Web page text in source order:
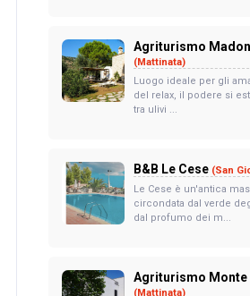
Agriturismo
(Mattinata)
Luogo ideale per gli
del relax, il podere si
tra ulivi ...
B&B Le Cese (San
Le Cese è un'antica
circondata dal verde
dal profumo dei m...
Agriturismo Monte
(Mattinata)